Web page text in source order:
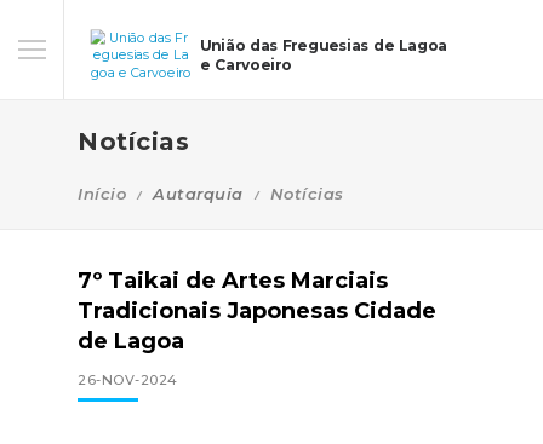
União das Freguesias de Lagoa
e Carvoeiro
Notícias
Início Autarquia Notícias
7º Taikai de Artes Marciais
Tradicionais Japonesas Cidade
de Lagoa
26-NOV-2024